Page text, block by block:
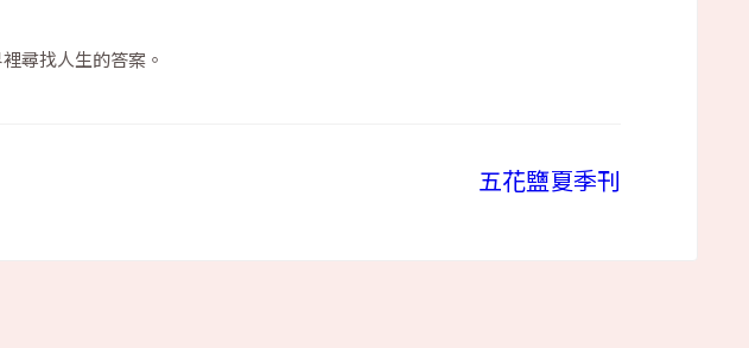
尋找人生的答案。
五花鹽夏季刊